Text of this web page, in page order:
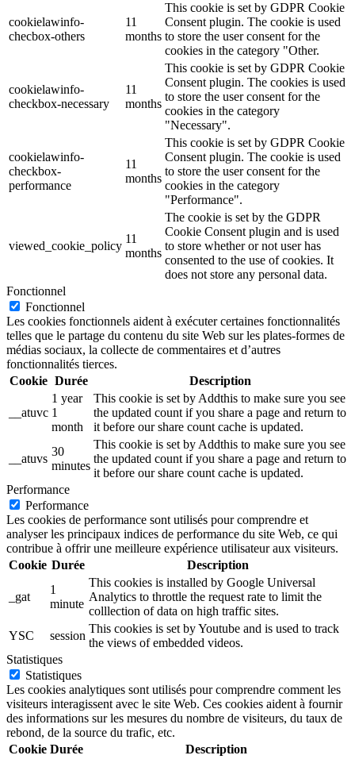
cookielawinfo-
checbox-others
11
months
This cookie is set by GDPR Cookie
Consent plugin. The cookie is used
to store the user consent for the
cookies in the category "Other.
cookielawinfo-
checkbox-necessary
11
months
This cookie is set by GDPR Cookie
Consent plugin. The cookies is used
to store the user consent for the
cookies in the category
"Necessary".
cookielawinfo-
checkbox-
performance
11
months
This cookie is set by GDPR Cookie
Consent plugin. The cookie is used
to store the user consent for the
cookies in the category
"Performance".
viewed_cookie_policy
11
months
The cookie is set by the GDPR
Cookie Consent plugin and is used
to store whether or not user has
consented to the use of cookies. It
does not store any personal data.
Fonctionnel
Fonctionnel
Les cookies fonctionnels aident à exécuter certaines fonctionnalités
telles que le partage du contenu du site Web sur les plates-formes de
médias sociaux, la collecte de commentaires et d’autres
fonctionnalités tierces.
Cookie Durée Description
__atuvc
1 year
1
month
This cookie is set by Addthis to make sure you see
the updated count if you share a page and return to
it before our share count cache is updated.
__atuvs
30
minutes
This cookie is set by Addthis to make sure you see
the updated count if you share a page and return to
it before our share count cache is updated.
Performance
Performance
Les cookies de performance sont utilisés pour comprendre et
analyser les principaux indices de performance du site Web, ce qui
contribue à offrir une meilleure expérience utilisateur aux visiteurs.
Cookie Durée Description
_gat
1
minute
This cookies is installed by Google Universal
Analytics to throttle the request rate to limit the
colllection of data on high traffic sites.
YSC
session
This cookies is set by Youtube and is used to track
the views of embedded videos.
Statistiques
Statistiques
Les cookies analytiques sont utilisés pour comprendre comment les
visiteurs interagissent avec le site Web. Ces cookies aident à fournir
des informations sur les mesures du nombre de visiteurs, du taux de
rebond, de la source du trafic, etc.
Cookie Durée Description